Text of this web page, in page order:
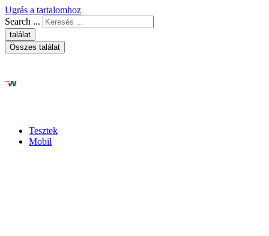
Ugrás a tartalomhoz
Search ...
találat
Összes találat
Tesztek
Mobil